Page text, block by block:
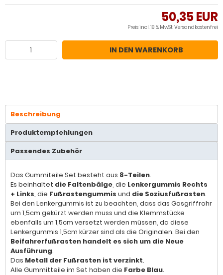
50,35 EUR
Preis incl. 19 % MwSt.Versandkostenfrei
IN DEN WARENKORB
Beschreibung
Produktempfehlungen
Passendes Zubehör
Das Gummiteile Set besteht aus 8-Teilen.
Es beinhaltet die Faltenbälge, die Lenkergummis Rechts
+ Links, die Fußrastengummis und die Soziusfußrasten.
Bei den Lenkergummis ist zu beachten, dass das Gasgriffrohr
um 1,5cm gekürzt werden muss und die Klemmstücke
ebenfalls um 1,5cm versetzt werden müssen, da diese
Lenkergummis 1,5cm kürzer sind als die Originalen. Bei den
Beifahrerfußrasten handelt es sich um die Neue
Ausführung.
Das Metall der Fußrasten ist verzinkt.
Alle Gummitteile im Set haben die Farbe Blau.